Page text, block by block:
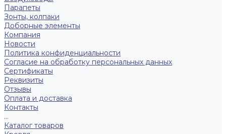
Парапеты
Зонты, колпаки
Доборные элементы
Компания
Новости
Политика конфиденциальности
Согласие на обработку персональных данных
Сертификаты
Реквизиты
Отзывы
Оплата и доставка
Контакты
...
Каталог товаров